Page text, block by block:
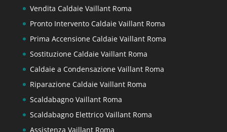
Vendita Caldaie Vaillant Roma
Pronto Intervento Caldaie Vaillant Roma
Prima Accensione Caldaie Vaillant Roma
Sostituzione Caldaie Vaillant Roma
Caldaie a Condensazione Vaillant Roma
Riparazione Caldaie Vaillant Roma
Scaldabagno Vaillant Roma
Scaldabagno Elettrico Vaillant Roma
Assistenza Vaillant Roma